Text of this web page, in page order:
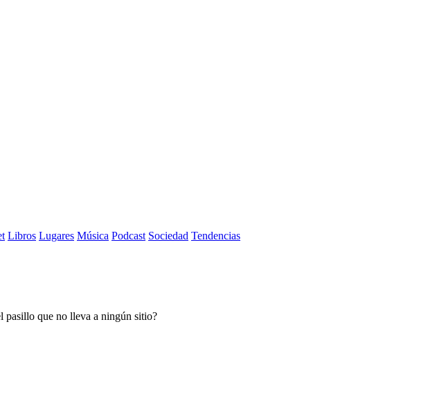
Libros Lugares Música Podcast Sociedad Tendencias
pasillo que no lleva a ningún sitio?